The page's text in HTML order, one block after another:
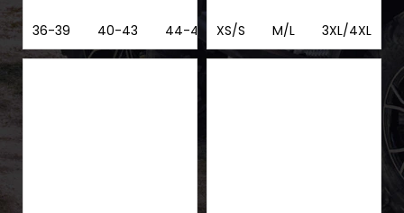
36-39 40-43 44-47 XS/S M/L 3XL/4XL